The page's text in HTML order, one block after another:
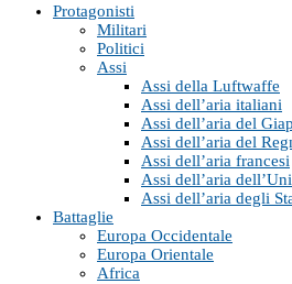
Protagonisti
Militari
Politici
Assi
Assi della Luftwaffe
Assi dell’aria italiani
Assi dell’aria del
Assi dell’aria del
Assi dell’aria francesi
Assi dell’aria
Assi dell’aria degli
Battaglie
Europa Occidentale
Europa Orientale
Africa